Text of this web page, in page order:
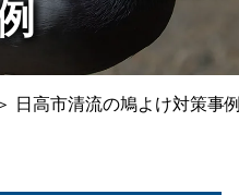
日高市清流の鳩よけ対策事